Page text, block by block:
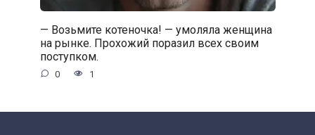
— Возьмите котеночка! — умоляла женщина
на рынке. Прохожий поразил всех своим
поступком.
0 1